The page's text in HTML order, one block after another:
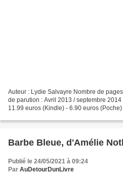
Auteur : Lydie Salvayre Nombre de
de parution : Avril 2013 / septembre
11.99 euros (Kindle) - 6.90 euros
Barbe Bleue, d'Amélie
Publié le 24/05/2021 à 09:24
Par AuDetourDunLivre